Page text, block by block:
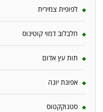
לפופית צמירית
חלבלוב דמוי קוטינוס
תות עץ אדום
אפונת יונה
סטנוקקטוס